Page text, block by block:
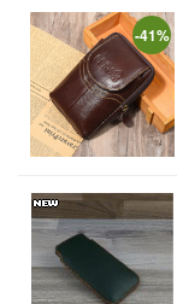
-41%